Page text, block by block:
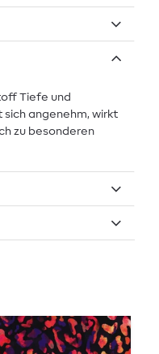
Tiefe und
angenehm, wirkt
zu besonderen